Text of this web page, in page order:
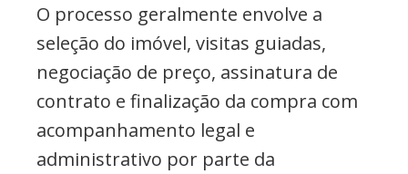
O processo geralmente envolve a
seleção do imóvel, visitas guiadas,
negociação de preço, assinatura de
contrato e finalização da compra com
acompanhamento legal e
administrativo por parte da